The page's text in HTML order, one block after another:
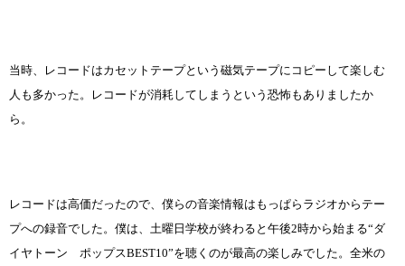
当時、レコードはカセットテープという磁気テープにコピーして楽しむ
人も多かった。レコードが消耗してしまうという恐怖もありましたか
ら。
レコードは高価だったので、僕らの音楽情報はもっぱらラジオからテー
プへの録音でした。僕は、土曜日学校が終わると午後2時から始まる“ダ
イヤトーン ポップスBEST10”を聴くのが最高の楽しみでした。全米の